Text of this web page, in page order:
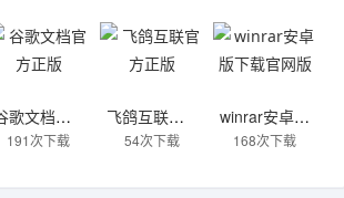
谷歌文档官方正版
191次下载
飞鸽互联官方正版
54次下载
winrar安卓版下载官网版
168次下载